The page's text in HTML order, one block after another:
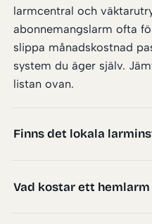
larmcentral och
abonnemangslarm ofta
slippa månadskostnad
system du äger själv.
listan ovan.
Finns det lokala
Vad kostar ett hemlarm